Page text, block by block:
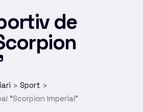
de
> Sport >
“Scorpion Imperial”